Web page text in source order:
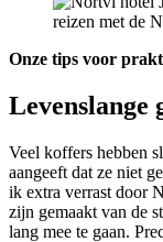
Onze tips voor
Levenslange
Veel koffers hebben
aangeeft dat ze niet
ik extra verrast door
zijn gemaakt van de
lang mee te gaan.